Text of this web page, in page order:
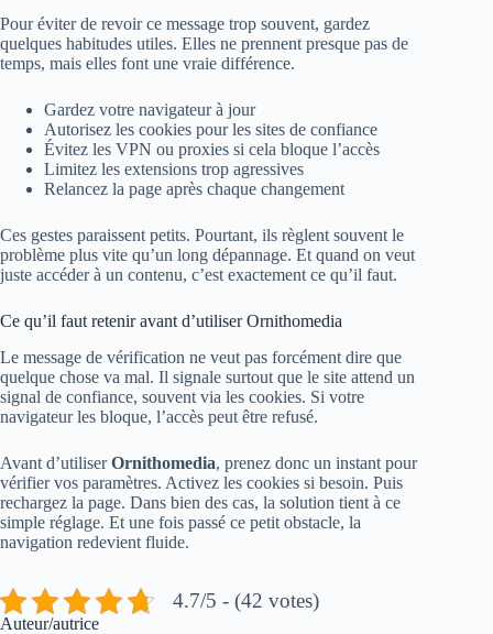
Pour éviter de revoir ce message trop souvent, gardez
quelques habitudes utiles. Elles ne prennent presque pas de
temps, mais elles font une vraie différence.
Gardez votre navigateur à jour
Autorisez les cookies pour les sites de confiance
Évitez les VPN ou proxies si cela bloque l’accès
Limitez les extensions trop agressives
Relancez la page après chaque changement
Ces gestes paraissent petits. Pourtant, ils règlent souvent le
problème plus vite qu’un long dépannage. Et quand on veut
juste accéder à un contenu, c’est exactement ce qu’il faut.
Ce qu’il faut retenir avant d’utiliser Ornithomedia
Le message de vérification ne veut pas forcément dire que
quelque chose va mal. Il signale surtout que le site attend un
signal de confiance, souvent via les cookies. Si votre
navigateur les bloque, l’accès peut être refusé.
Avant d’utiliserOrnithomedia, prenez donc un instant pour
vérifier vos paramètres. Activez les cookies si besoin. Puis
rechargez la page. Dans bien des cas, la solution tient à ce
simple réglage. Et une fois passé ce petit obstacle, la
navigation redevient fluide.
4.7/5 - (42 votes)
Auteur/autrice